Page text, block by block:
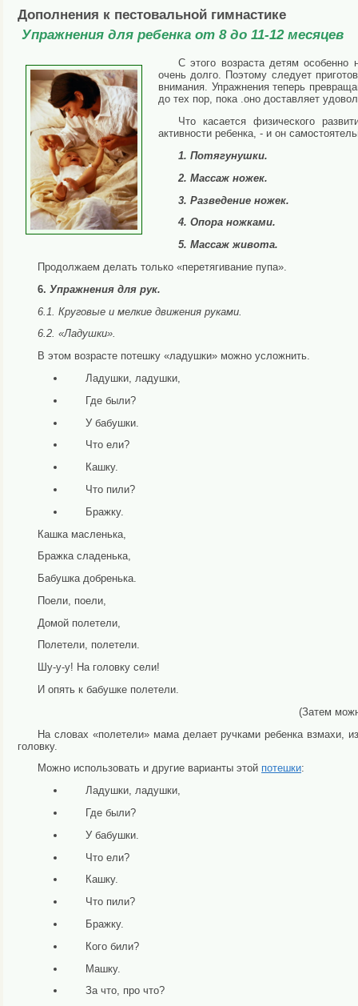
Дополнения к пестовальной гимнастике
Упражнения для ребенка от 8 до 11-12 месяцев
С этого возраста детям
очень долго. Поэтому следует
внимания. Упражнения теперь
до тех пор, пока .оно доставляет
Что касается физического
активности ребенка, - и он
1. Потягунушки.
2. Массаж ножек.
3. Разведение ножек.
4. Опора ножками.
5. Массаж живота.
Продолжаем делать только «перетягивание пупа».
6. Упражнения для рук.
6.1. Круговые и мелкие движения руками.
6.2. «Ладушки».
В этом возрасте потешку «ладушки» можно усложнить.
Ладушки, ладушки,
Где были?
У бабушки.
Что ели?
Кашку.
Что пили?
Бражку.
Кашка масленька,
Бражка сладенька,
Бабушка добренька.
Поели, поели,
Домой полетели,
Полетели, полетели.
Шу-у-у! На головку сели!
И опять к бабушке полетели.
(Затем
На словах «полетели» мама делает ручками ребенка взмахи,
головку.
Можно использовать и другие варианты этой потешки:
Ладушки, ладушки,
Где были?
У бабушки.
Что ели?
Кашку.
Что пили?
Бражку.
Кого били?
Машку.
За что, про что?